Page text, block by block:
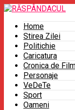
Home
Stirea Zilei
Politichie
Caricatura
Cronica de
Personaje
VeDeTe
Sport
Oameni